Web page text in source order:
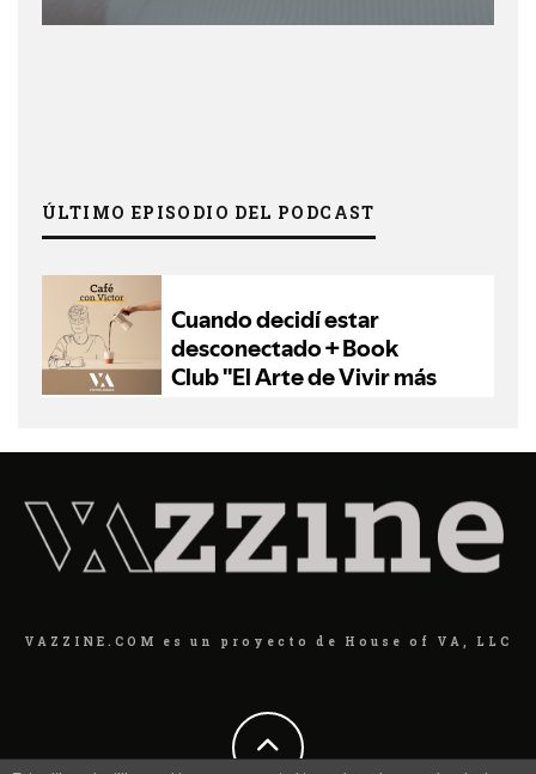
ÚLTIMO EPISODIO DEL PODCAST
VAZZINE.COM es un proyecto de House of VA, LLC